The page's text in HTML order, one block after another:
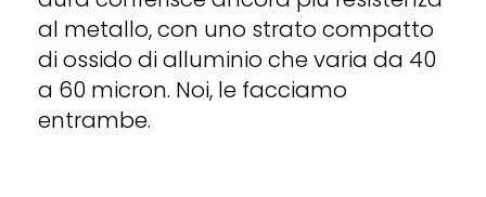
al metallo, con uno strato compatto
di ossido di alluminio che varia da 40
a 60 micron. Noi, le facciamo
entrambe.